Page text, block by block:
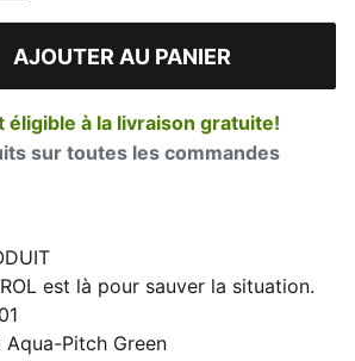
de souhaits
AJOUTER AU PANIER
éligible à la livraison gratuite!
sur toutes les commandes
est là pour sauver la situation.
Patrol plongent dans PUMA
grondant dans la jungle menace
Aqua-Pitch Green